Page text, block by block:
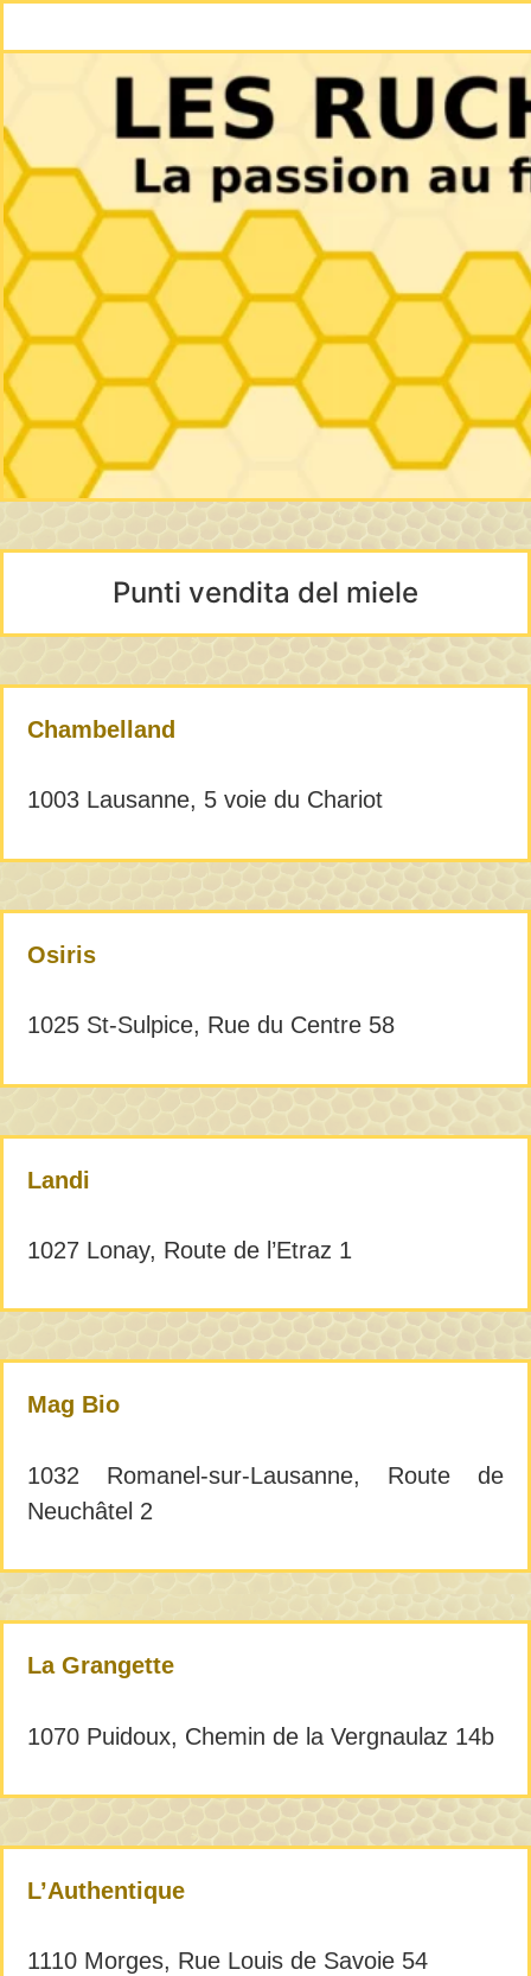
Punti vendita del miele
Chambelland
1003 Lausanne, 5 voie du Chariot
Osiris
1025 St-Sulpice, Rue du Centre 58
Landi
1027 Lonay, Route de l’Etraz 1
Mag Bio
1032 Romanel-sur-Lausanne, Route de
Neuchâtel 2
La Grangette
1070 Puidoux, Chemin de la Vergnaulaz 14b
L’Authentique
1110 Morges, Rue Louis de Savoie 54